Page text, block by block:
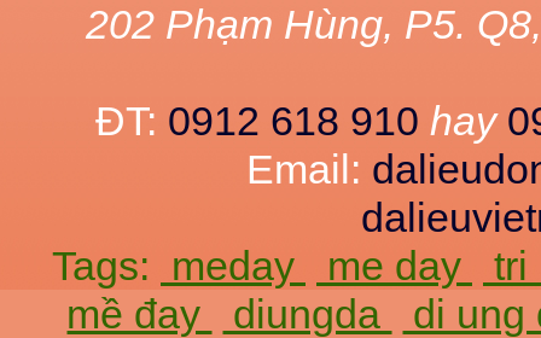
202 Phạm Hùng, P5.
ĐT: 0912 618 910 hay
Email:
Tags: meday me day
tri
mề đay
diungda
di